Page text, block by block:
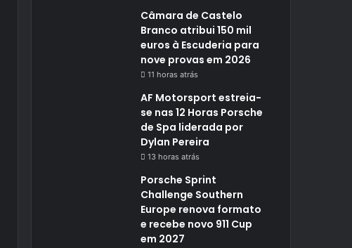
Câmara de Castelo
Branco atribui 150 mil
euros à Escuderia para
nove provas em 2026
11 horas atrás
AF Motorsport estreia-
se nas 12 Horas Porsche
de Spa liderada por
Dylan Pereira
13 horas atrás
Porsche Sprint
Challenge Southern
Europe renova formato
e recebe novo 911 Cup
em 2027